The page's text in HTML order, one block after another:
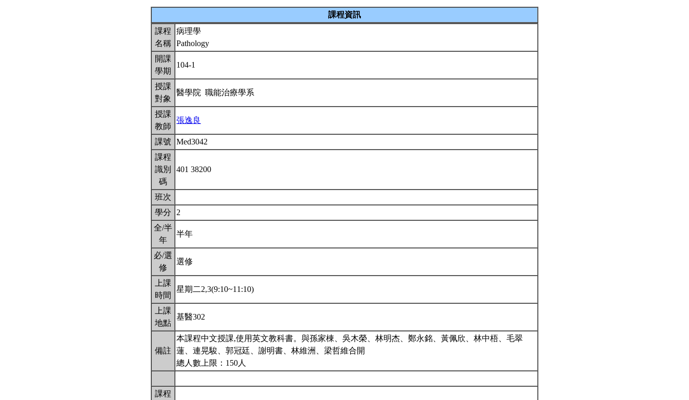
課程資訊
課程
名稱
病理學
Pathology
開課
學期
104-1
授課
對象
醫學院 職能治療學系
授課
教師
張逸良
課號
Med3042
課程
識別
碼
401 38200
班次
學分
2
全/半
年
半年
必/選
修
選修
上課
時間
星期二2,3(9:10~11:10)
上課
地點
基醫302
備註
本課程中文授課,使用英文教科書。與孫家棟、吳木榮、林明杰、鄭永銘、黃佩欣、林中梧、毛翠
蓮、連晃駿、郭冠廷、謝明書、林維洲、梁哲維合開
總人數上限：150人
課程